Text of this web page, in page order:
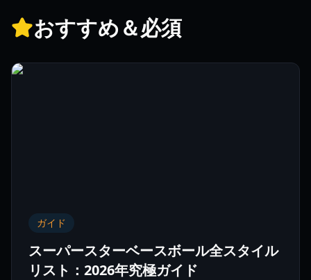
おすすめ＆必須
ガイド
スーパースターベースボール全スタイル
リスト：2026年究極ガイド